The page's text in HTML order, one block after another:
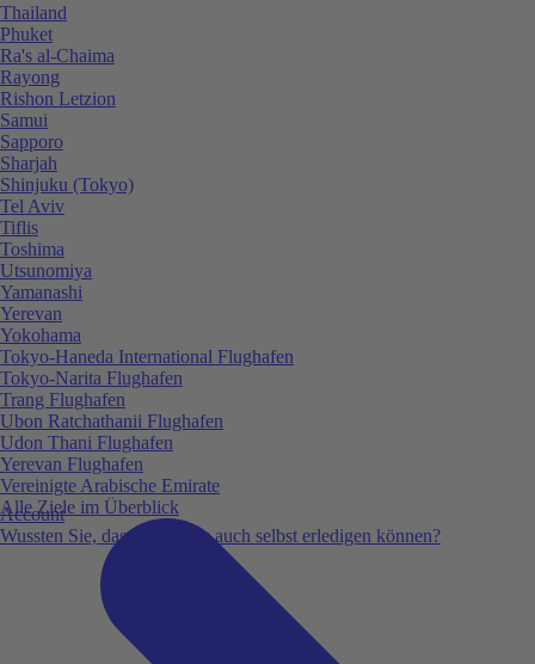
Account
Wussten Sie, dass Sie vieles auch selbst erledigen können?
Thailand
Phuket
Ra's al-Chaima
Rayong
Rishon Letzion
Samui
Sapporo
Sharjah
Shinjuku (Tokyo)
Tel Aviv
Tiflis
Toshima
Utsunomiya
Yamanashi
Yerevan
Yokohama
Tokyo-Haneda International Flughafen
Tokyo-Narita Flughafen
Trang Flughafen
Ubon Ratchathanii Flughafen
Udon Thani Flughafen
Yerevan Flughafen
Vereinigte Arabische Emirate
Alle Ziele im Überblick